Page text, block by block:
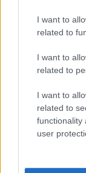
I want to
related to
I want to
related to
I want to
related to
functionality
user